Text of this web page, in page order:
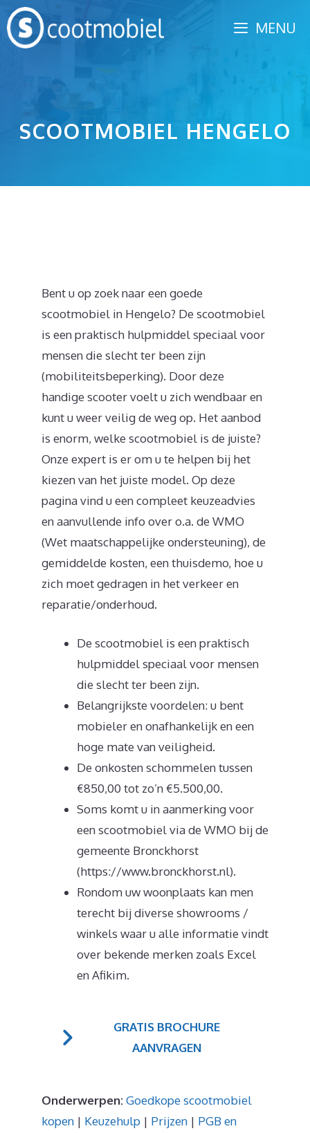
Spring
naar
inhoud
MENU
SCOOTMOBIEL HENGELO
Bent u op zoek naar een goede
scootmobiel in Hengelo? De scootmobiel
is een praktisch hulpmiddel speciaal voor
mensen die slecht ter been zijn
(mobiliteitsbeperking). Door deze
handige scooter voelt u zich wendbaar en
kunt u weer veilig de weg op. Het aanbod
is enorm, welke scootmobiel is de juiste?
Onze expert is er om u te helpen bij het
kiezen van het juiste model. Op deze
pagina vind u een compleet keuzeadvies
en aanvullende info over o.a. de WMO
(Wet maatschappelijke ondersteuning), de
gemiddelde kosten, een thuisdemo, hoe u
zich moet gedragen in het verkeer en
reparatie/onderhoud.
De scootmobiel is een praktisch
hulpmiddel speciaal voor mensen
die slecht ter been zijn.
Belangrijkste voordelen: u bent
mobieler en onafhankelijk en een
hoge mate van veiligheid.
De onkosten schommelen tussen
€850,00 tot zo’n €5.500,00.
Soms komt u in aanmerking voor
een scootmobiel via de WMO bij de
gemeente Bronckhorst
(https://www.bronckhorst.nl).
Rondom uw woonplaats kan men
terecht bij diverse showrooms /
winkels waar u alle informatie vindt
over bekende merken zoals Excel
en Afikim.
GRATIS BROCHURE
AANVRAGEN
Onderwerpen:Goedkope scootmobiel
kopen | Keuzehulp | Prijzen | PGB en